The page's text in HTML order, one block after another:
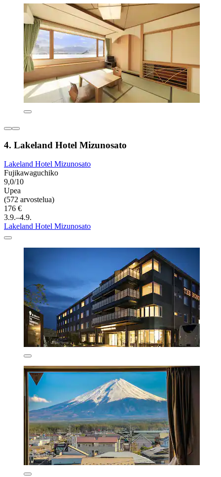
4. Lakeland Hotel Mizunosato
Lakeland Hotel Mizunosato
Fujikawaguchiko
9,0/10
Upea
(572 arvostelua)
176 €
3.9.–4.9.
Lakeland Hotel Mizunosato